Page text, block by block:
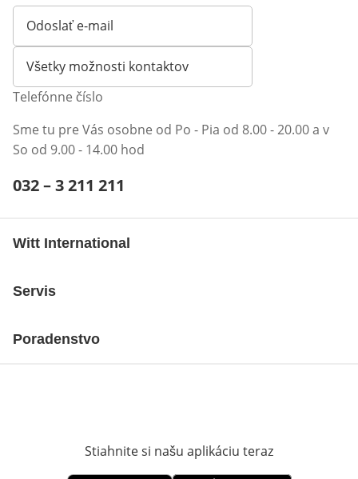
Odoslať e-mail
Otvorí e-mailového klienta
Všetky možnosti kontaktov
Telefónne číslo
Sme tu pre Vás osobne od Po - Pia od 8.00 - 20.00 a v
So od 9.00 - 14.00 hod
Telefónne číslo:
032 – 3 211 211
Witt International
Servis
Poradenstvo
Stiahnite si našu aplikáciu teraz